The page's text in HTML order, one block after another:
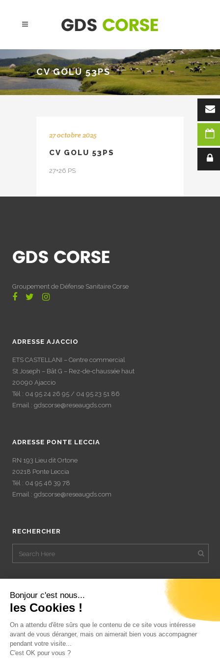
Bonjour c'est nous...
les Cookies !
On a attendu d'être sûrs que le contenu de ce site vous intéresse
avant de vous déranger, mais on aimerait bien vous accompagner
pendant votre visite...
C'est OK pour vous ?
CV GOLU 53PS
27 octobre 2025
CV GOLU 53PS
27+26 PS
Groupement de Défense Sanitaire Corse
ADRESSE AJACCIO
ETS CASTELLANI – Centre commercial
St Joseph – Bât G – Rez-de-chaussée haut
20090 Ajaccio
Tél : 04 95 24 26 95 / 04 95 23 51 86
Email : gdscorse@reseaugds.com
ADRESSE PONTE LECCIA
RN 193 Lieu dit Ortone
20218 Ponte Leccia
Tél : 04 95 46 39 78
Email : gdscorse@reseaugds.com
RECHERCHER